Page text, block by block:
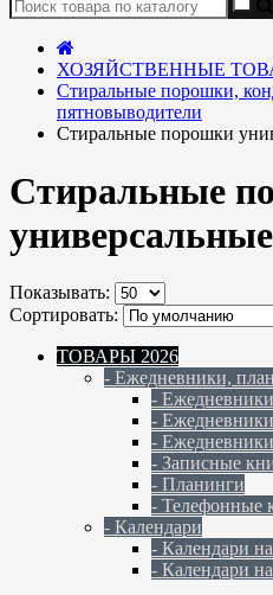
ХОЗЯЙСТВЕННЫЕ
Стиральные порошки,
пятновыводители
Стиральные порошки
Стиральные
универсальные
Показывать:
Сортировать:
ТОВАРЫ 2026
- Ежедневники,
-
-
-
- Записные
- Планинги
- Телефонные
- Календари
- Календари
- Календари